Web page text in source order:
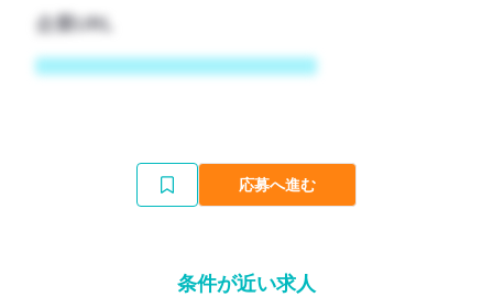
企業URL
応募へ進む
条件が近い求人